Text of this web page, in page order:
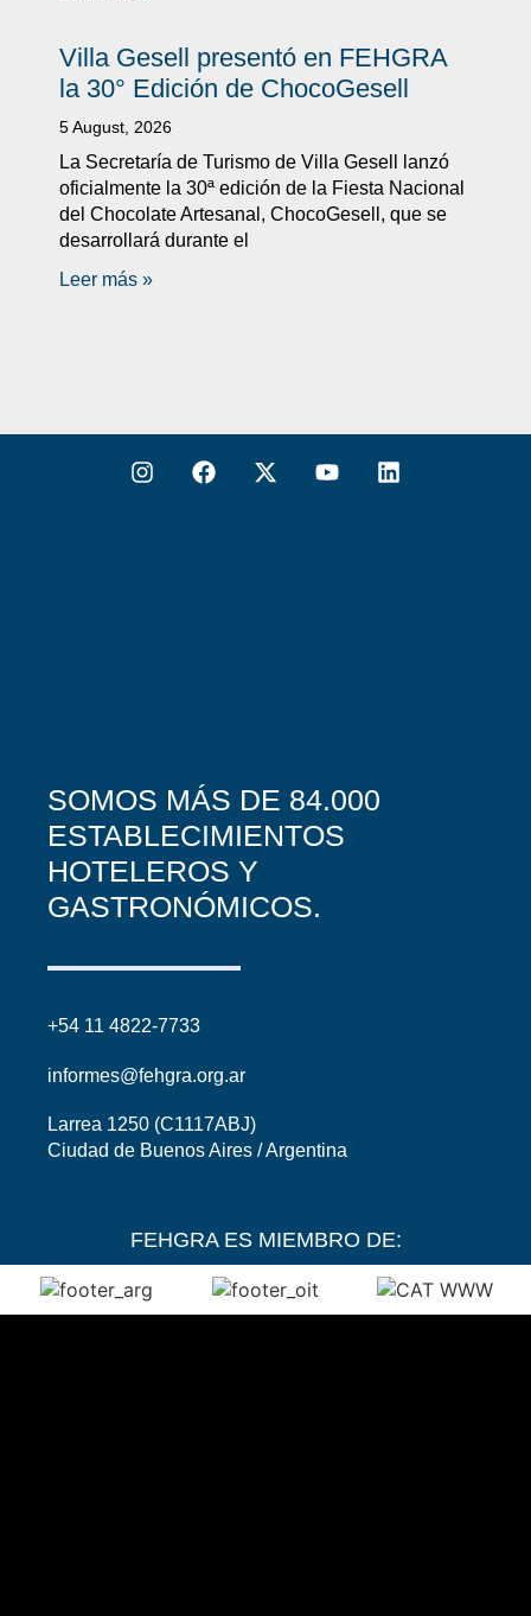
Villa Gesell presentó en FEHGRA
la 30° Edición de ChocoGesell
5 August, 2026
La Secretaría de Turismo de Villa Gesell lanzó
oficialmente la 30ª edición de la Fiesta Nacional
del Chocolate Artesanal, ChocoGesell, que se
desarrollará durante el
Leer más »
SOMOS MÁS DE 84.000
ESTABLECIMIENTOS
HOTELEROS Y
GASTRONÓMICOS.
+54 11 4822-7733
informes@fehgra.org.ar
Larrea 1250 (C1117ABJ)
Ciudad de Buenos Aires / Argentina
FEHGRA ES MIEMBRO DE: